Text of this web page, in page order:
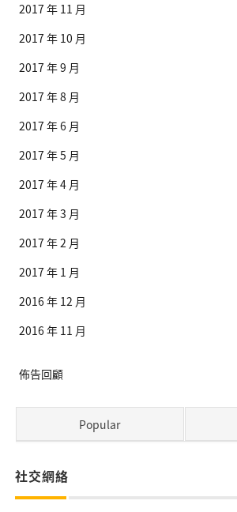
2017 年 11 月
2017 年 10 月
2017 年 9 月
2017 年 8 月
2017 年 6 月
2017 年 5 月
2017 年 4 月
2017 年 3 月
2017 年 2 月
2017 年 1 月
2016 年 12 月
2016 年 11 月
佈告回顧
Popular
社交網絡